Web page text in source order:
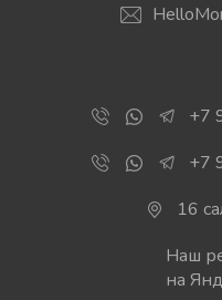
+7
+7
16
Наш
на